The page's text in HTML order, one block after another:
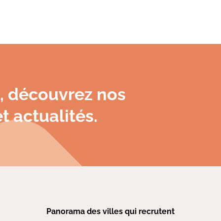
découvrez nos
actualités.
Panorama des villes qui recrutent